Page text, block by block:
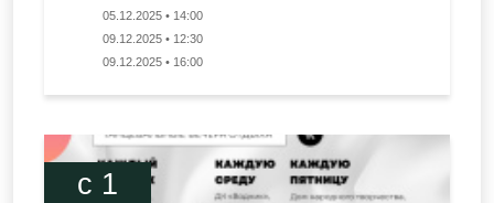
05.12.2025 • 14:00
09.12.2025 • 12:30
09.12.2025 • 16:00
c 1